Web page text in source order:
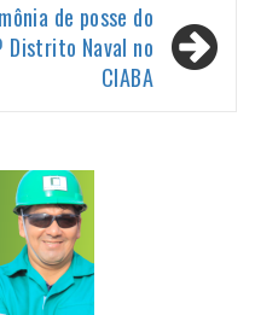
de posse do
Distrito Naval no
CIABA